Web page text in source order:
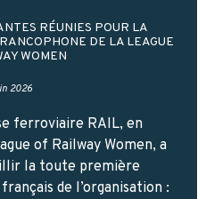
RÉUNIES POUR LA
DE LA LEAGUE
WOMEN
2026
ferroviaire RAIL, en
of Railway Women, a
la toute première
de l’organisation :